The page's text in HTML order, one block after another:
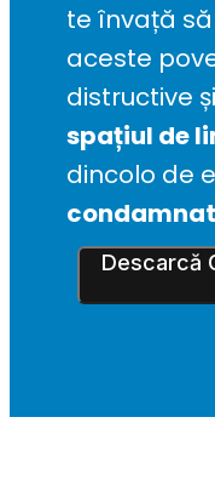
te învață
aceste
spațiul de
dincolo de
Descarcă